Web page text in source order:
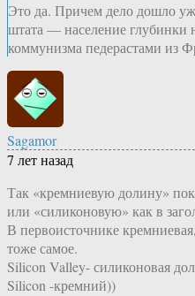
Это да. Причем дело дошло
штата — население глубинки
коммунизма педерастами из
Sagamor
7 лет назад
Так «кремниевую долину»
или «силиконовую» как в
В первоисточнике
тоже самое.
Silicon Valley- силиконовая
Silicon -кремний))